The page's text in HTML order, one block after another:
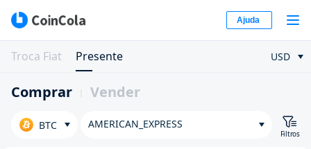
Ajuda
Troca Fiat Presente USD
Comprar Vender
BTC AMERICAN_EXPRESS
Filtros